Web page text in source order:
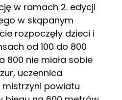
w ramach 2. edycji
w skąpanym
rozpoczęły dzieci i
od 100 do 800
800 nie miała sobie
uczennica
mistrzyni powiatu